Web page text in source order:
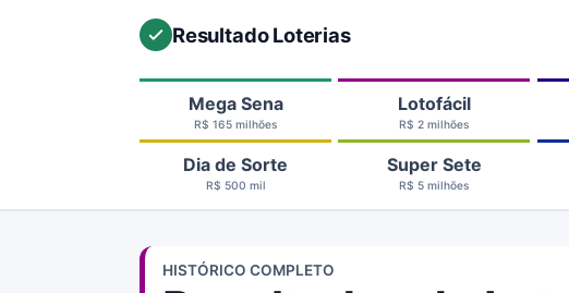
Resultado Loterias
Mega Sena
R$ 165 milhões
Lotofácil
R$ 2 milhões
Dia de Sorte
R$ 500 mil
Super Sete
R$ 5 milhões
HISTÓRICO COMPLETO